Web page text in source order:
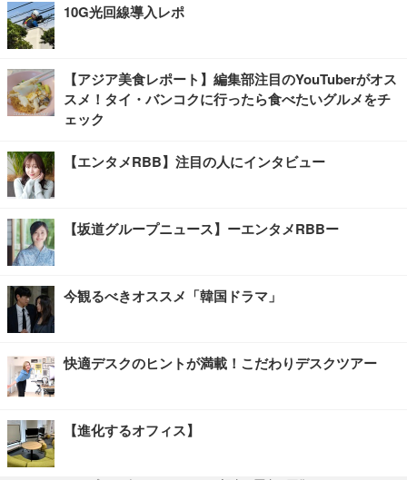
10G光回線導入レポ
【アジア美食レポート】編集部注目のYouTuberがオス
スメ！タイ・バンコクに行ったら食べたいグルメをチ
ェック
【エンタメRBB】注目の人にインタビュー
【坂道グループニュース】ーエンタメRBBー
今観るべきオススメ「韓国ドラマ」
快適デスクのヒントが満載！こだわりデスクツアー
【進化するオフィス】